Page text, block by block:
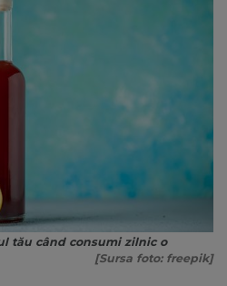
tău când consumi zilnic o
[Sursa foto: freepik]